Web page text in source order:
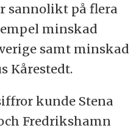
sannolikt på flera
minskad
samt minskad
Kårestedt.
kunde Stena
Fredrikshamn